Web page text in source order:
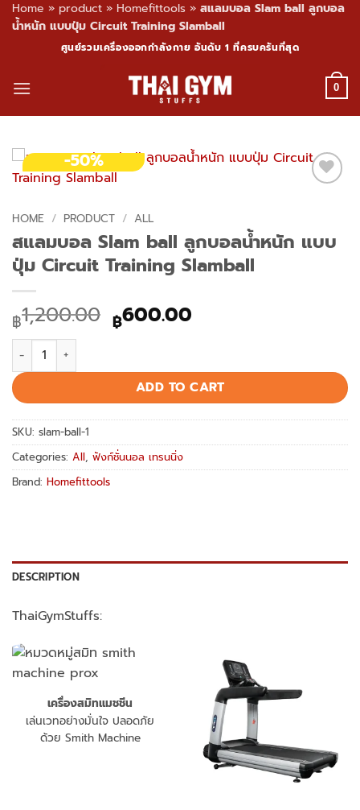
Home » product » Homefittools » สแลมบอล Slam ball ลูกบอล
น้ำหนัก แบบปุ่ม Circuit Training Slamball
content
ศูนย์รวมเครื่องออกกำลังกาย อันดับ 1 ที่ครบครันที่สุด
0
-50%
HOME / PRODUCT / ALL
สแลมบอล Slam ball ลูกบอลน้ำหนัก แบบ
ปุ่ม Circuit Training Slamball
฿1,200.00 Original
price
฿1,200.00.
฿600.00
฿600.00.
สแลมบอล Slam ball ลูกบอลน้ำหนัก แบบปุ่ม Circuit Training
ADD TO CART
SKU: slam-ball-1
Categories: All, ฟังก์ชั่นนอล เทรนนิ่ง
Brand: Homefittools
DESCRIPTION
ThaiGymStuffs:
เครื่องสมิทแมชชีน
เล่นเวทอย่างมั่นใจ ปลอดภัย
ด้วย Smith Machine